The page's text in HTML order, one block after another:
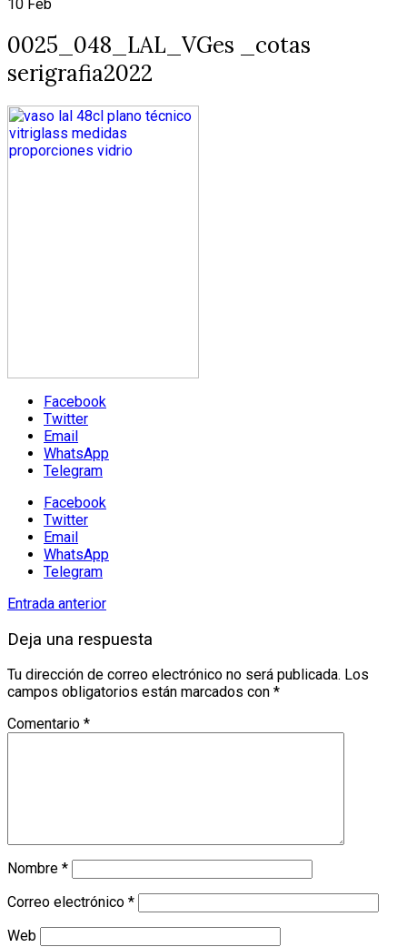
10 Feb
0025_048_LAL_VGes _cotas
serigrafia2022
Facebook
Twitter
Email
WhatsApp
Telegram
Facebook
Twitter
Email
WhatsApp
Telegram
Entrada anterior
Deja una respuesta
Tu dirección de correo electrónico no será publicada. Los
campos obligatorios están marcados con *
Comentario *
Nombre *
Correo electrónico *
Web